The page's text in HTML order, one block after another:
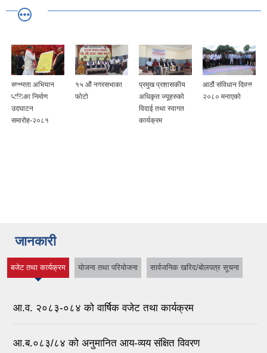
साक्षरता अभियान
पालिका निर्माण
उदघाटन
समारोह-२०८१
१५ औं नगरसभाका
फोटो
प्रमुख प्रशासकीय
अधिकृत ज्यूहरुको
विदाई तथा स्वागत
कार्यक्रम
आठौं संविधान दिवस
२०८० मनाएको
जानकारी
बजेट तथा कार्यक्रम
(active tab)
योजना तथा परियोजना सार्वजनिक खरिद/बोलपत्र सूचना
आ.व. २०८३-०८४ को वार्षिक वजेट तथा कार्यक्रम
आ.ब.०८३/८४ को अनुमानित आय-व्यय संक्षित विवरण